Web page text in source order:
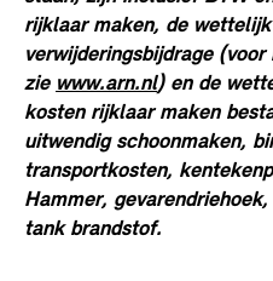
rijklaar maken, de
verwijderingsbijdrage
zie www.arn.nl) en de
kosten rijklaar maken
uitwendig schoonmaken,
transportkosten,
Hammer,
tank brandstof.